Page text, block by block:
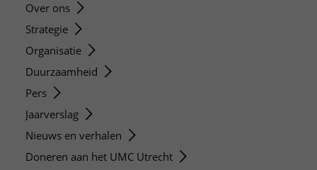
Over ons
Strategie
Organisatie
Duurzaamheid
Pers
Jaarverslag
Nieuws en verhalen
Doneren aan het UMC Utrecht